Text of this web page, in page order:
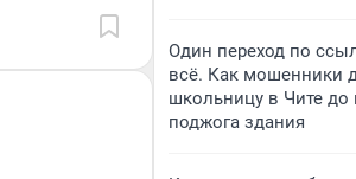
Один переход по
всё. Как мошенники
школьницу в Чите до
поджога здания